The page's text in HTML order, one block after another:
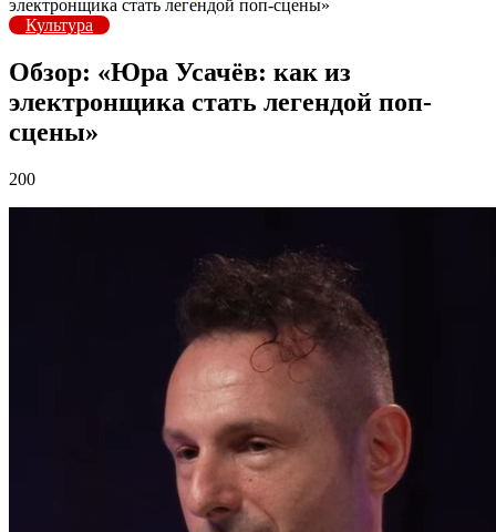
электронщика стать легендой поп-сцены»
Культура
Обзор: «Юра Усачёв: как из
электронщика стать легендой поп-
сцены»
200